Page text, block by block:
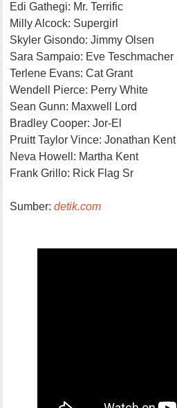
Edi Gathegi: Mr. Terrific
Milly Alcock: Supergirl
Skyler Gisondo: Jimmy Olsen
Sara Sampaio: Eve Teschmacher
Terlene Evans: Cat Grant
Wendell Pierce: Perry White
Sean Gunn: Maxwell Lord
Bradley Cooper: Jor-El
Pruitt Taylor Vince: Jonathan Kent
Neva Howell: Martha Kent
Frank Grillo: Rick Flag Sr
Sumber:detik.com